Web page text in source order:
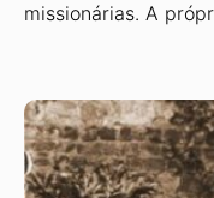
missionárias. A